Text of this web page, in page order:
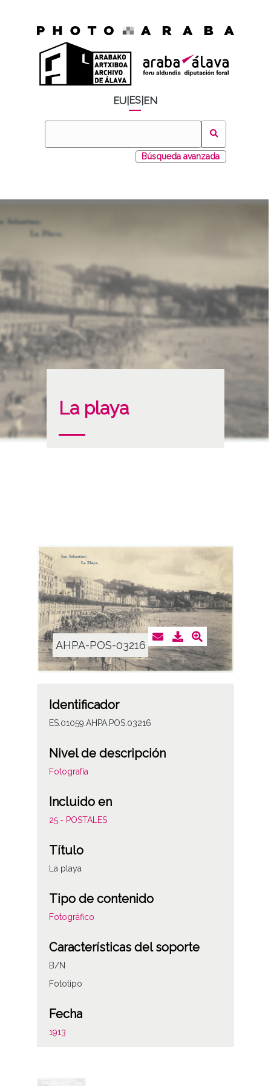
EU ES EN
Búsqueda avanzada
La playa
AHPA-POS-03216
Identificador
ES.01059.AHPA.POS.03216
Nivel de descripción
Fotografía
Incluido en
25.- POSTALES
Título
La playa
Tipo de contenido
Fotográfico
Características del soporte
B/N
Fototipo
Fecha
1913
Fototipia Hauset y Menet. Madrid